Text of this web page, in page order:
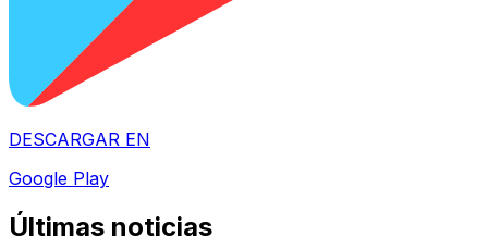
DESCARGAR EN
Google Play
Últimas noticias